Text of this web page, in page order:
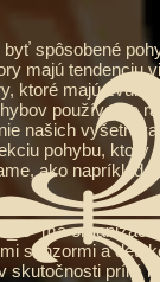
spôsobené
majú
ktoré majú
používame
našich
pohybu,
ako
má
senzormi a
skutočnosti príliš